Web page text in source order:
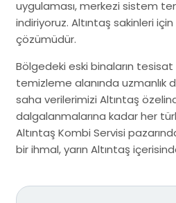
uygulaması, merkezi sistem
indiriyoruz. Altıntaş sakinleri
çözümüdür.
Bölgedeki eski binaların tesisat
temizleme alanında uzmanlık
saha verilerimizi Altıntaş
dalgalanmalarına kadar her
Altıntaş Kombi Servisi
bir ihmal, yarın Altıntaş